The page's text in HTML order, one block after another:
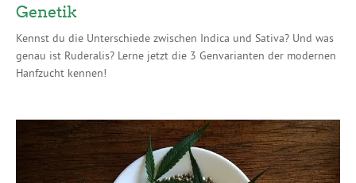
Genetik
Kennst du die Unterschiede zwischen Indica und Sativa? Und was
genau ist Ruderalis? Lerne jetzt die 3 Genvarianten der modernen
Hanfzucht kennen!